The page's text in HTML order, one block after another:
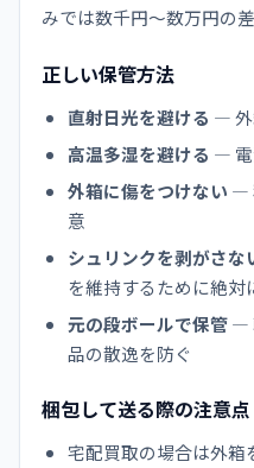
みでは数千円〜数万円の
正しい保管方法
直射日光を避ける — 外
高温多湿を避ける — 電
外箱に傷をつけない —
意
シュリンクを剥がさな
を維持するために絶対
元の段ボールで保管—
品の散逸を防ぐ
梱包して送る際の注意点
宅配買取の場合は外箱